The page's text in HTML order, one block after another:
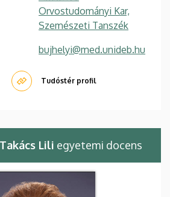
Orvostudományi Kar,
Szemészeti Tanszék
bujhelyi@med.unideb.hu
Tudóstér profil
Lili egyetemi docens